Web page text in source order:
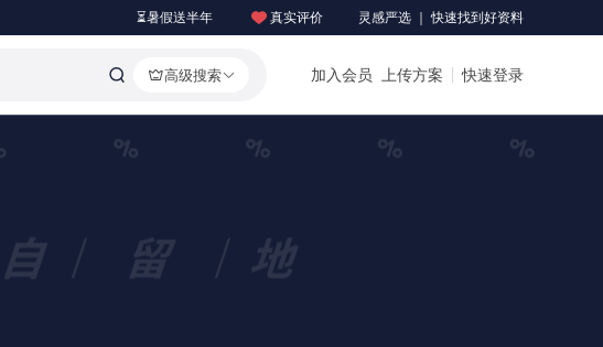
⏳暑假送半年 真实评价 灵感严选 ｜ 快速找到好资料
高级搜索 加入会员 上传方案 快速登录